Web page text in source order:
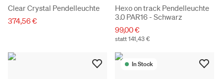
Clear Crystal Pendelleuchte
374,56 €
Hexo on track Pendelleuchte
3.0 PAR16 - Schwarz
99,00 €
statt 141,43 €
In Stock